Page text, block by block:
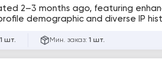
2–3 months ago, featuring
demographic and diverse IP
шт. Мин. заказ: 1 шт.